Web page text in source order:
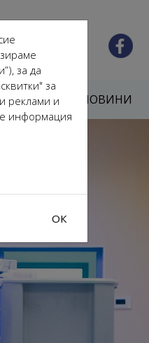
НОВИНИ
за да
за
реклами и
информация
ОК